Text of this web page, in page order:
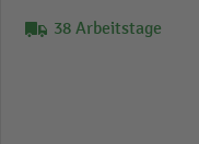
38 Arbeitstage